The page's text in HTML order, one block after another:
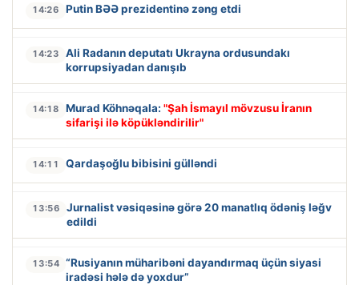
14:26 Putin BƏƏ prezidentinə zəng etdi
14:23
Ali Radanın deputatı Ukrayna ordusundakı
korrupsiyadan danışıb
14:18 Murad Köhnəqala: "Şah İsmayıl mövzusu İranın
sifarişi ilə köpükləndirilir"
14:11 Qardaşoğlu bibisini gülləndi
13:56
Jurnalist vəsiqəsinə görə 20 manatlıq ödəniş ləğv
edildi
13:54 “Rusiyanın müharibəni dayandırmaq üçün siyasi
iradəsi hələ də yoxdur”